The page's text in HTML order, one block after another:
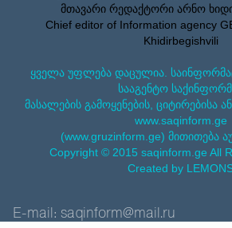
მთავარი რედაქტორი არნო
Chief editor of Information agency
Khidirbegishvili
ყველა უფლება დაცულია.
სააგენტო
მასალების გამოყენების, ციტირებისა
www.saqinform.ge
(www.gruzinform.ge) მითითება
Copyright © 2015 saqinform.ge All
Created by
E-mail: saqinform@mail.ru